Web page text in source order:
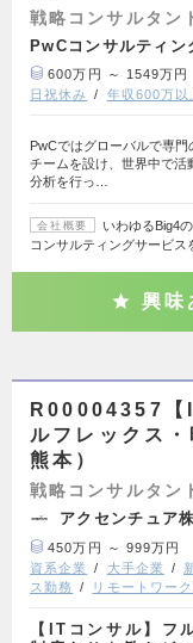
戦略コンサルタン
PwCコンサルティン
600万円 ～ 1549万円
日祝休み
年収600万以
PwCではグローバルで専
チームを設け、世界中で活
分析を行っ…
会社概要
いわゆるBig4
コンサルティングサービ
興味
R00004357【
ルフレックス
熊本）
戦略コンサルタン
アクセンチュア
450万円 ～ 999万円
資系企業
大手企業
ス勤務
リモートワー
【ITコンサル】フ